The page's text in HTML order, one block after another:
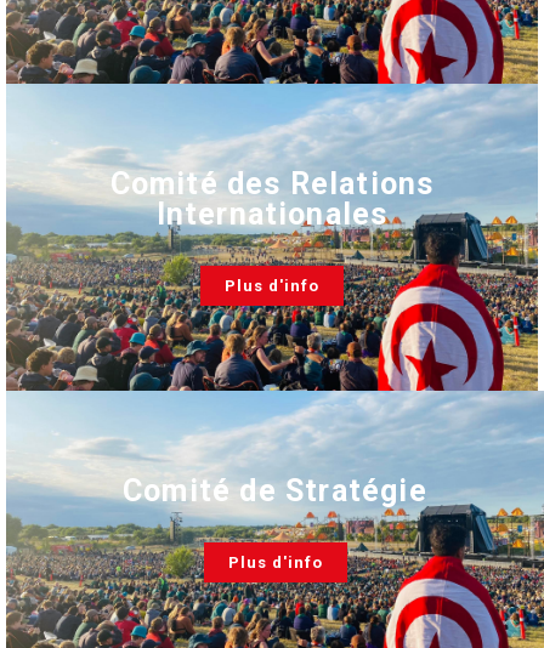
Comité des Relations
Internationales
Plus d'info
Comité de Stratégie
Plus d'info